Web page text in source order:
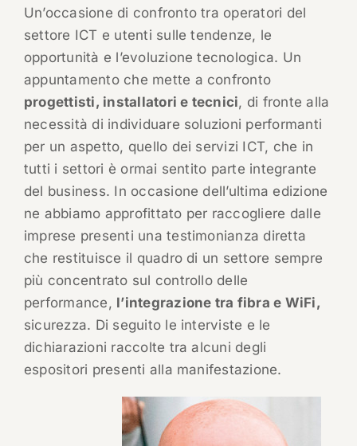
Un’occasione di confronto tra operatori del
settore ICT e utenti sulle tendenze, le
opportunità e l’evoluzione tecnologica. Un
appuntamento che mette a confronto
progettisti, installatori e tecnici, di fronte alla
necessità di individuare soluzioni performanti
per un aspetto, quello dei servizi ICT, che in
tutti i settori è ormai sentito parte integrante
del business. In occasione dell’ultima edizione
ne abbiamo approfittato per raccogliere dalle
imprese presenti una testimonianza diretta
che restituisce il quadro di un settore sempre
più concentrato sul controllo delle
performance, l’integrazione tra fibra e WiFi,
sicurezza. Di seguito le interviste e le
dichiarazioni raccolte tra alcuni degli
espositori presenti alla manifestazione.